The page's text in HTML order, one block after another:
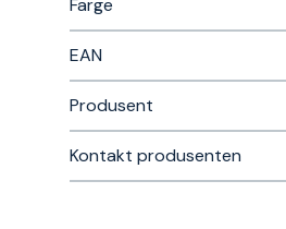
Farge
EAN
Produsent
Kontakt produsenten